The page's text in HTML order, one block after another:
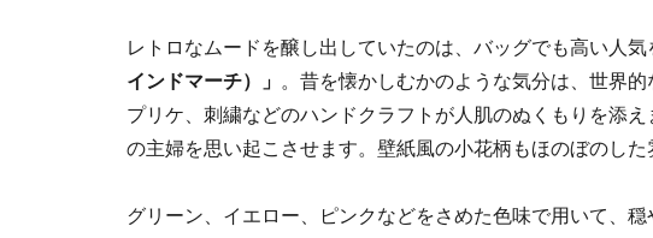
レトロなムードを醸し出していたのは、バッグでも高い人気
インドマーチ）」 。昔を懐かしむかのような気分は、世界
プリケ、刺繍などのハンドクラフトが人肌のぬくもりを添
の主婦を思い起こさせます。壁紙風の小花柄もほのぼのした
グリーン、イエロー、ピンクなどをさめた色味で用いて、